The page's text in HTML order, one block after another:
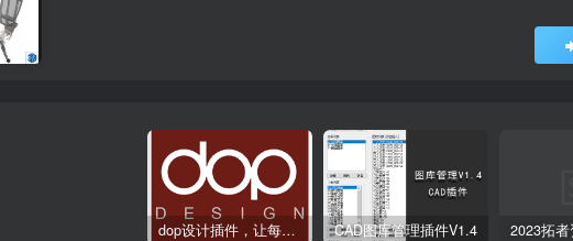
dop设计插件，让每个设计师都能享受到CAD制图的乐趣 CAD图库管理插件V1.4